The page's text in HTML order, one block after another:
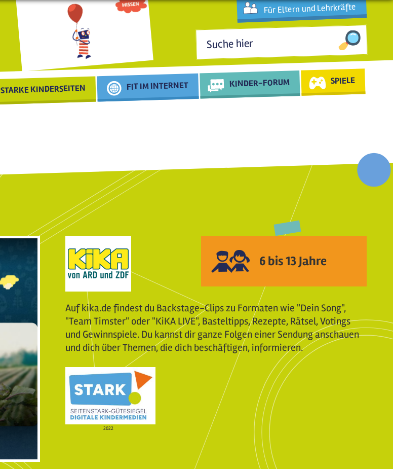
Für Eltern und Lehrkräfte
Suchformular
STARKE KINDERSEITEN FIT IM INTERNET KINDER-FORUM SPIELE
6 bis 13 Jahre
Auf kika.de findest du Backstage-Clips zu Formaten wie "Dein Song",
"Team Timster" oder "KiKA LIVE", Basteltipps, Rezepte, Rätsel, Votings
und Gewinnspiele. Du kannst dir ganze Folgen einer Sendung anschauen
und dich über Themen, die dich beschäftigen, informieren.
2022